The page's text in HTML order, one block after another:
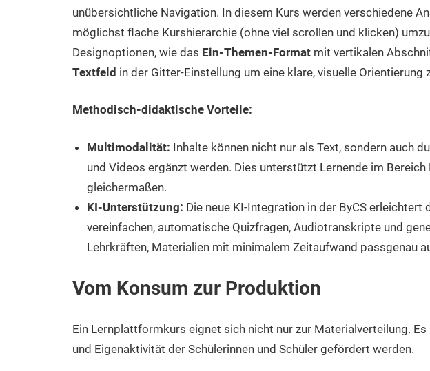
unübersichtliche Navigation. In diesem Kurs werden verschiedene
möglichst flache Kurshierarchie (ohne viel scrollen und klicken)
Designoptionen, wie das Ein-Themen-Formatmit vertikalen
Textfeld in der Gitter-Einstellung um eine klare, visuelle Orientierung
Methodisch-didaktische Vorteile:
Multimodalität: Inhalte können nicht nur als Text, sondern auch
und Videos ergänzt werden. Dies unterstützt Lernende im Bereich
gleichermaßen.
KI-Unterstützung: Die neue KI-Integration in der ByCS erleichtert
vereinfachen, automatische Quizfragen, Audiotranskripte und
Lehrkräften, Materialien mit minimalem Zeitaufwand passgenau
Vom Konsum zur Produktion
Ein Lernplattformkurs eignet sich nicht nur zur Materialverteilung.
und Eigenaktivität der Schülerinnen und Schüler gefördert werden.